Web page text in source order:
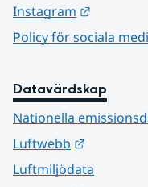
Instagram
Policy för sociala
Datavärdskap
Nationella
Luftwebb
Luftmiljödata